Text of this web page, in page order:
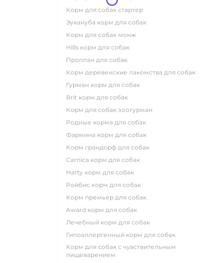
корм для собак стартер
эукануба корм для собак
корм для собак монж
hills корм для собак
проплан для собак
корм деревенские лакомства для собак
гурман корм для собак
brit корм для собак
корм для собак зоогурман
родные корма для собак
фармина корм для собак
корм грандорф для собак
carnica корм для собак
harty корм для собак
ройбис корм для собак
корм премьер для собак
award корм для собак
лечебный корм для собак
гипоаллергенный корм для собак
корм для собак с чувствительным
пищеварением